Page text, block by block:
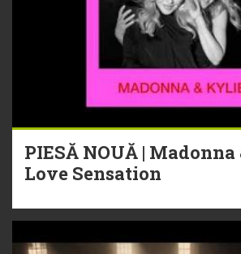
PIESĂ NOUĂ |
Love Sensation